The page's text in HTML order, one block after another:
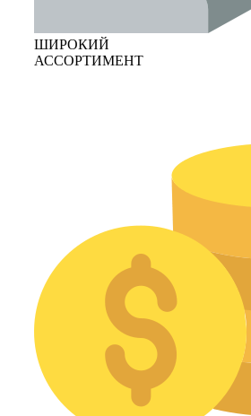
ШИРОКИЙ
АССОРТИМЕНТ